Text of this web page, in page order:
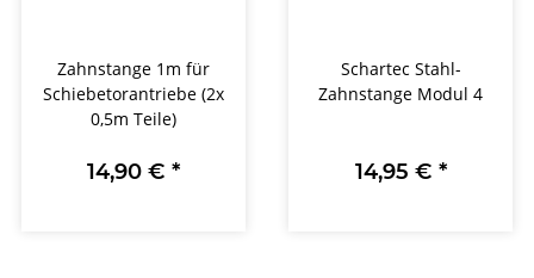
Zahnstange 1m für
Schiebetorantriebe (2x
0,5m Teile)
14,90 € *
Schartec Stahl-
Zahnstange Modul 4
14,95 € *